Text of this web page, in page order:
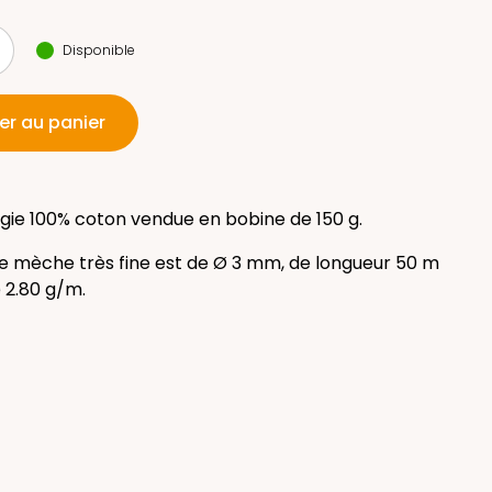
Disponible
au panier
100% coton vendue en bobine de 150 g.
mèche très fine est de Ø 3 mm, de longueur 50 m
g/m.